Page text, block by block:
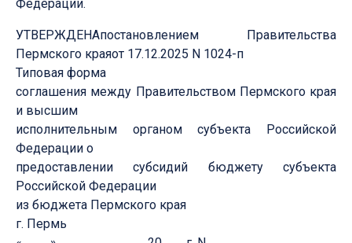
Федерации.
УТВЕРЖДЕНАпостановлением Правительства
Пермского краяот 17.12.2025 N 1024-п
Типовая форма
соглашения между Правительством Пермского края
и высшим
исполнительным органом субъекта Российской
Федерации о
предоставлении субсидий бюджету субъекта
Российской Федерации
из бюджета Пермского края
г. Пермь